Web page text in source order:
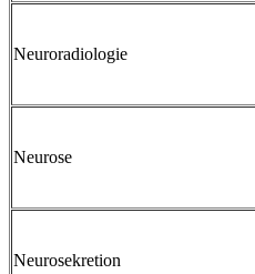
Neuroradiologie
Neurose
Neurosekretion